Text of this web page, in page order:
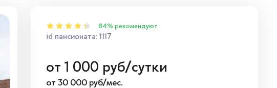
84% рекомендуют
id пансионата: 1117
от 1 000 руб/сутки
от 30 000 руб/мес.